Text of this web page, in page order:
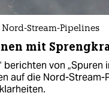
Stream-Pipelines
mit
berichten von „Spuren
auf die Nord-Stream-